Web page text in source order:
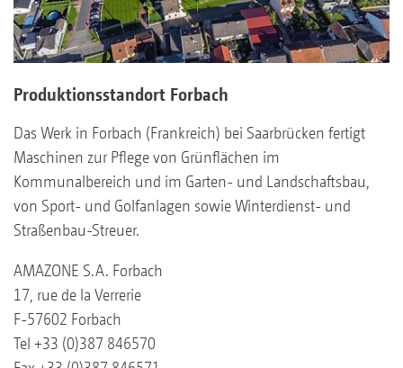
Produktionsstandort Forbach
Das Werk in Forbach (Frankreich) bei Saarbrücken fertigt
Maschinen zur Pflege von Grünflächen im
Kommunalbereich und im Garten- und Landschaftsbau,
von Sport- und Golfanlagen sowie Winterdienst- und
Straßenbau-Streuer.
AMAZONE S.A. Forbach
17, rue de la Verrerie
F-57602 Forbach
Tel +33 (0)387 846570